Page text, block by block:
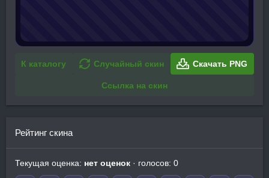
К каталогу Случайный скин Скачать PNG
Ссылка на скин
Рейтинг скина
Текущая оценка: нет оценок · голосов: 0